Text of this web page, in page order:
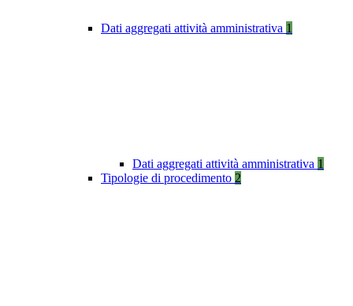
Dati aggregati attività amministrativa 1
Dati aggregati attività amministrativa 1
Tipologie di procedimento 2